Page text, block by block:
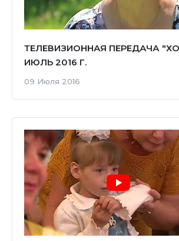
ТЕЛЕВИЗИОННАЯ ПЕРЕДАЧА
ИЮЛЬ 2016 Г.
09 Июля 2016